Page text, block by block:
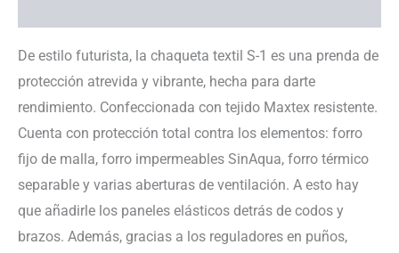
De estilo futurista, la chaqueta textil S-1 es una prenda de
protección atrevida y vibrante, hecha para darte
rendimiento. Confeccionada con tejido Maxtex resistente.
Cuenta con protección total contra los elementos: forro
fijo de malla, forro impermeables SinAqua, forro térmico
separable y varias aberturas de ventilación. A esto hay
que añadirle los paneles elásticos detrás de codos y
brazos. Además, gracias a los reguladores en puños,